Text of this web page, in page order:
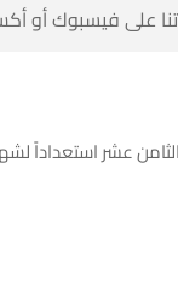
على فيسبوك أو
عشر استعداداً